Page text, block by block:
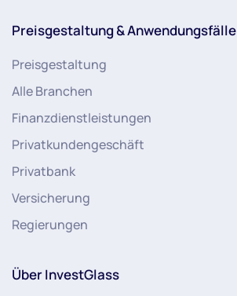
Preisgestaltung & Anwendungsfälle
Preisgestaltung
Alle Branchen
Finanzdienstleistungen
Privatkundengeschäft
Privatbank
Versicherung
Regierungen
Über InvestGlass